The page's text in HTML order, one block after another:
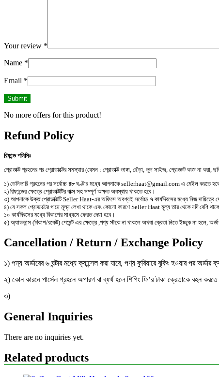
Your review *
Name *
Email *
No more offers for this product!
Refund Policy
রিফান্ড পলিসিঃ
প্রোডাক্ট গ্রহনের পর প্রোডাক্টের সমস্যার (যেমন : প্রোডাক্ট ভাঙ্গা, ছেঁড়া, ভুল সাইজ, প্রোডাক্ট কাজ না করা,
১) ডেলিভারি গ্রহনের পর সর্বোচ্চ ৪৮ঘণ্টার মধ্যে আপনাকে sellerhaat@gmail.com এ মেইল করতে
২) রিফান্ডের ক্ষেত্রে প্রোডাক্টটির বাক্স সহ সম্পূর্ণ অক্ষত অবস্থায় থাকতে হবে।
৩) আপনাকে উক্ত প্রোডাক্টটি Seller Haat-এর অফিসে অবশ্যই সর্বোচ্চ ৭ কার্যদিবসের মধ্যে নিজ দায়িত্বে
৪) যে সকল প্রোডাক্টের গায়ে মূল্য লেখা থাকে এবং কোনো কারণে Seller Haat মূল্য তার থেকে যদি
১০ কার্যদিবসের মধ্যে বিকাশের মাধ্যমে ফেরত দেয়া হবে।
৫) অ্যাডভান্স (বিকাশ/রকেট) পেমেন্ট এর ক্ষেত্রে ,পণ্য স্টকে না থাকলে অথবা ক্রেতা নিতে ইচ্ছুক না হলে,
Cancellation / Return / Exchange Policy
১) পন্য অর্ডারের ৬ ঘন্টার মধ্যে ক্যান্সেল করা যাবে, পণ্য কুরিয়ারে বুকিং হওয়ার পর অর্ডার
২) কোন কারনে পার্সেল গ্রহনে অপারগ বা ব্যর্থ হলে শিপিং ফি’র টাকা ক্রেতাকে বহন
৩)
General Inquiries
There are no inquiries yet.
Related products